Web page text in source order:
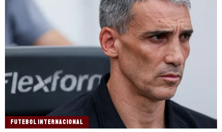
FUTEBOL INTERNACIONAL